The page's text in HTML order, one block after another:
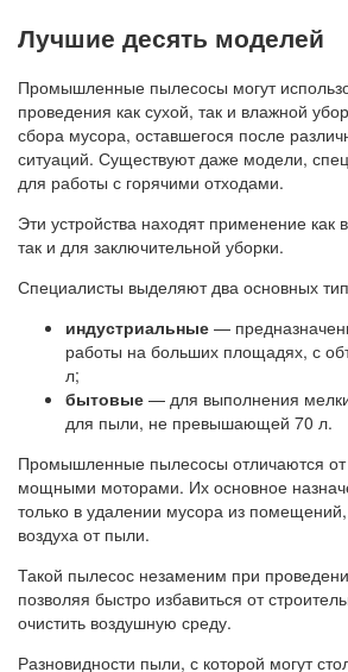
Лучшие десять моделей
Промышленные пылесосы могут
проведения как сухой, так и влажной
сбора мусора, оставшегося после
ситуаций. Существуют даже модели,
для работы с горячими отходами.
Эти устройства находят применение как
так и для заключительной уборки.
Специалисты выделяют два основных
индустриальные —
работы на больших площадях, с
л;
бытовые — для выполнения
для пыли, не превышающей 70 л.
Промышленные пылесосы отличаются
мощными моторами. Их основное
только в удалении мусора из
воздуха от пыли.
Такой пылесос незаменим при
позволяя быстро избавиться от
очистить воздушную среду.
Разновидности пыли, с которой могут